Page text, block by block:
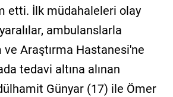
etti. İlk müdahaleleri olay
ambulanslarla
ve Araştırma Hastanesi'ne
tedavi altına alınan
Günyar (17) ile Ömer